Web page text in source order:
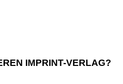
IMPRINT-VERLAG?